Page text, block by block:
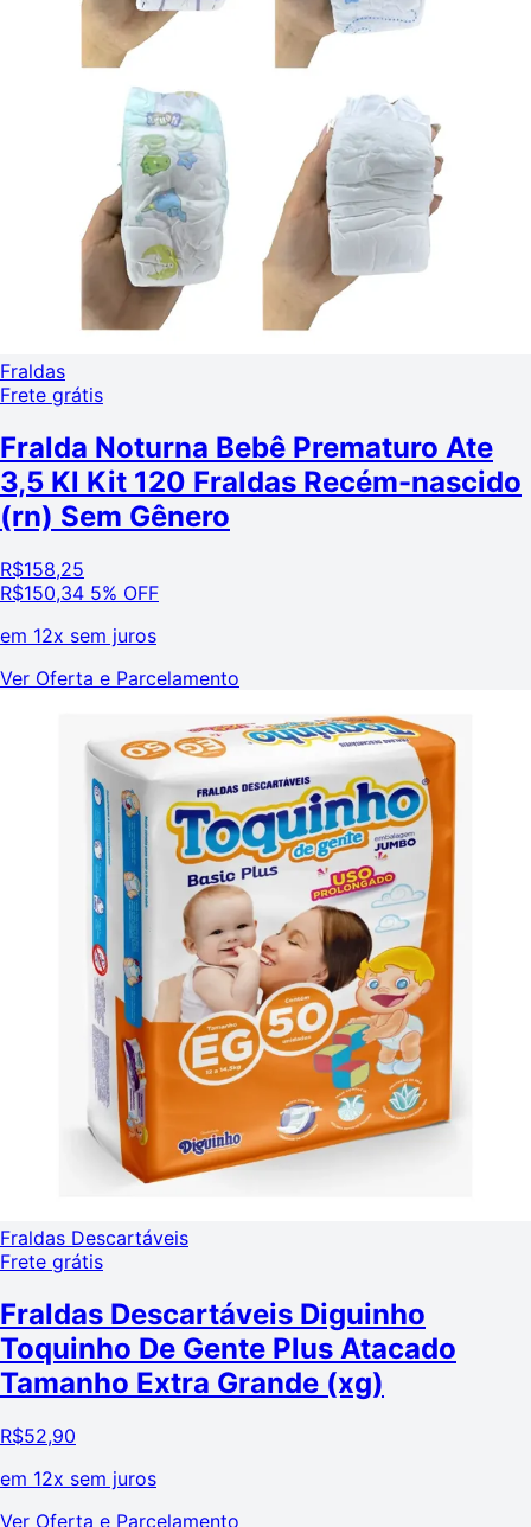
Fraldas
Frete grátis
Fralda Noturna Bebê Prematuro Ate
3,5 Kl Kit 120 Fraldas Recém-nascido
(rn) Sem Gênero
R$158,25
R$150,34 5% OFF
em 12x sem juros
Ver Oferta e Parcelamento
Fraldas Descartáveis
Frete grátis
Fraldas Descartáveis Diguinho
Toquinho De Gente Plus Atacado
Tamanho Extra Grande (xg)
R$52,90
em 12x sem juros
Ver Oferta e Parcelamento